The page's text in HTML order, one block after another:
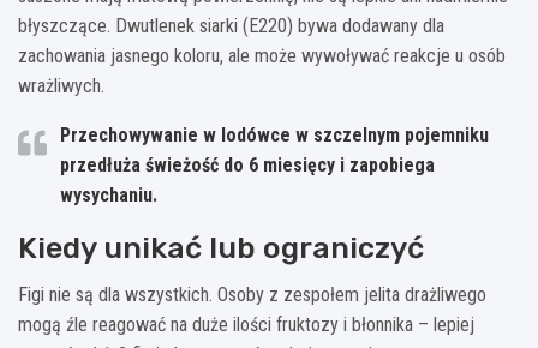
błyszczące. Dwutlenek siarki (E220) bywa dodawany dla
zachowania jasnego koloru, ale może wywoływać reakcje u osób
wrażliwych.
Przechowywanie w lodówce w szczelnym pojemniku
przedłuża świeżość do 6 miesięcy i zapobiega
wysychaniu.
Kiedy unikać lub ograniczyć
Figi nie są dla wszystkich. Osoby z zespołem jelita drażliwego
mogą źle reagować na duże ilości fruktozy i błonnika – lepiej